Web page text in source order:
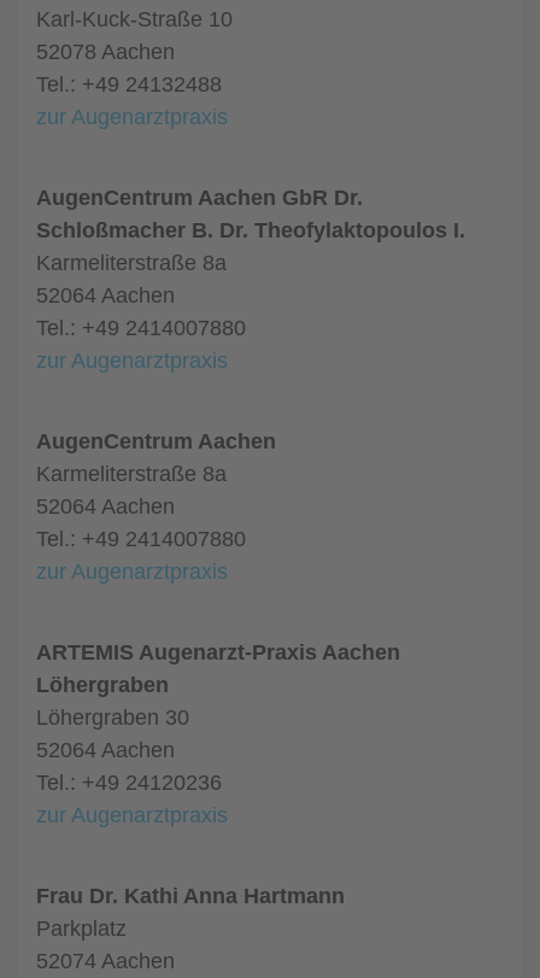
Karl-Kuck-Straße 10
52078 Aachen
Tel.: +49 24132488
zur Augenarztpraxis
AugenCentrum Aachen GbR Dr.
Schloßmacher B. Dr. Theofylaktopoulos I.
Karmeliterstraße 8a
52064 Aachen
Tel.: +49 2414007880
zur Augenarztpraxis
AugenCentrum Aachen
Karmeliterstraße 8a
52064 Aachen
Tel.: +49 2414007880
zur Augenarztpraxis
ARTEMIS Augenarzt-Praxis Aachen
Löhergraben
Löhergraben 30
52064 Aachen
Tel.: +49 24120236
zur Augenarztpraxis
Frau Dr. Kathi Anna Hartmann
Parkplatz
52074 Aachen